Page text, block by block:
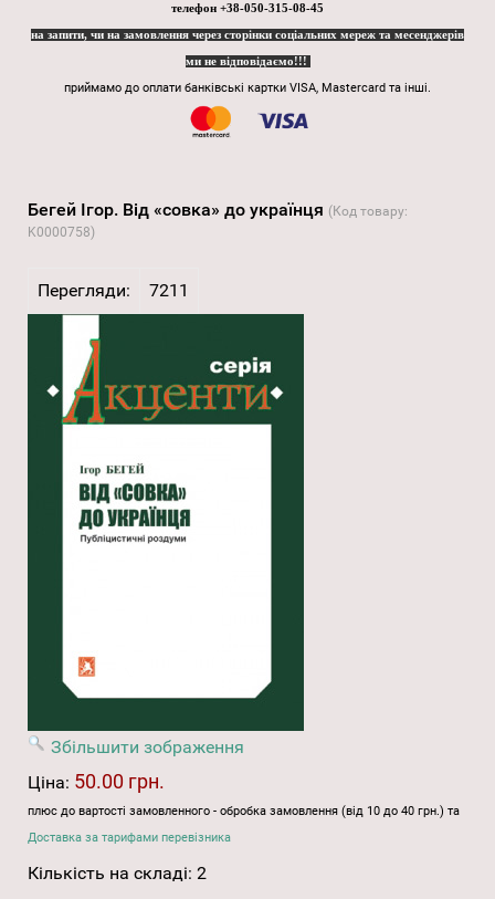
телефон +38-050-315-08-45
на запити, чи на замовлення через сторінки соціальних мереж та месенджерів
ми не відповідаємо!!!
приймамо до оплати банківські картки VISA, Mastercard та інші.
Бегей Ігор. Від «совка» до українця (Код товару:
K0000758)
Перегляди: 7211
Збільшити зображення
Ціна: 50.00 грн.
плюс до вартості замовленного - обробка замовлення (від 10 до 40 грн.) та
Доставка за тарифами перевізника
Кількість на складі: 2